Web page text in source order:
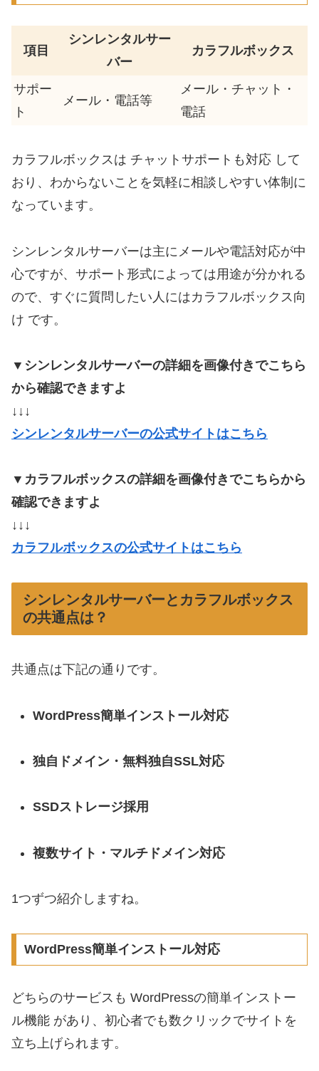
項目
シンレンタルサー
バー
カラフルボックス
サポー
ト
メール・電話等
メール・チャット・
電話
カラフルボックスは チャットサポートも対応 して
おり、わからないことを気軽に相談しやすい体制に
なっています。
シンレンタルサーバーは主にメールや電話対応が中
心ですが、サポート形式によっては用途が分かれる
ので、すぐに質問したい人にはカラフルボックス向
け です。
▼シンレンタルサーバーの詳細を画像付きでこちら
から確認できますよ
↓↓↓
シンレンタルサーバーの公式サイトはこちら
▼カラフルボックスの詳細を画像付きでこちらから
確認できますよ
↓↓↓
カラフルボックスの公式サイトはこちら
シンレンタルサーバーとカラフルボックス
の共通点は？
共通点は下記の通りです。
WordPress簡単インストール対応
独自ドメイン・無料独自SSL対応
SSDストレージ採用
複数サイト・マルチドメイン対応
1つずつ紹介しますね。
WordPress簡単インストール対応
どちらのサービスも WordPressの簡単インストー
ル機能 があり、初心者でも数クリックでサイトを
立ち上げられます。